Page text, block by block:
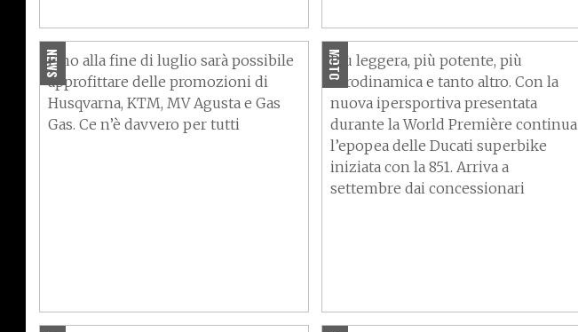
NEWS
estive
Fino alla fine di luglio sarà possibile
approfittare delle promozioni di
Husqvarna, KTM, MV Agusta e Gas
Gas. Ce n’è davvero per tutti
MOTO
pazzesca! Ed ecco i prezzi
Più leggera, più potente, più
aerodinamica e tanto altro. Con la
nuova ipersportiva presentata
durante la World Première continua
l’epopea delle Ducati superbike
iniziata con la 851. Arriva a
settembre dai concessionari
prezzo e versioni
le attività durante il giorno